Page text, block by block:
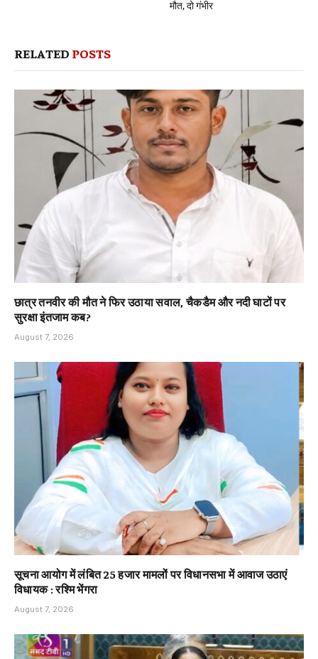
मौत, दो गंभीर
RELATED POSTS
छात्र तनवीर की मौत ने फिर उठाया सवाल, चैकडैम और नदी घाटों पर
सुरक्षा इंतजाम कब?
August 7, 2026
सूचना आयोग में लंबित 25 हजार मामलों पर विधानसभा में आवाज उठाएं
विधायक : रश्मि भेंगरा
August 7, 2026